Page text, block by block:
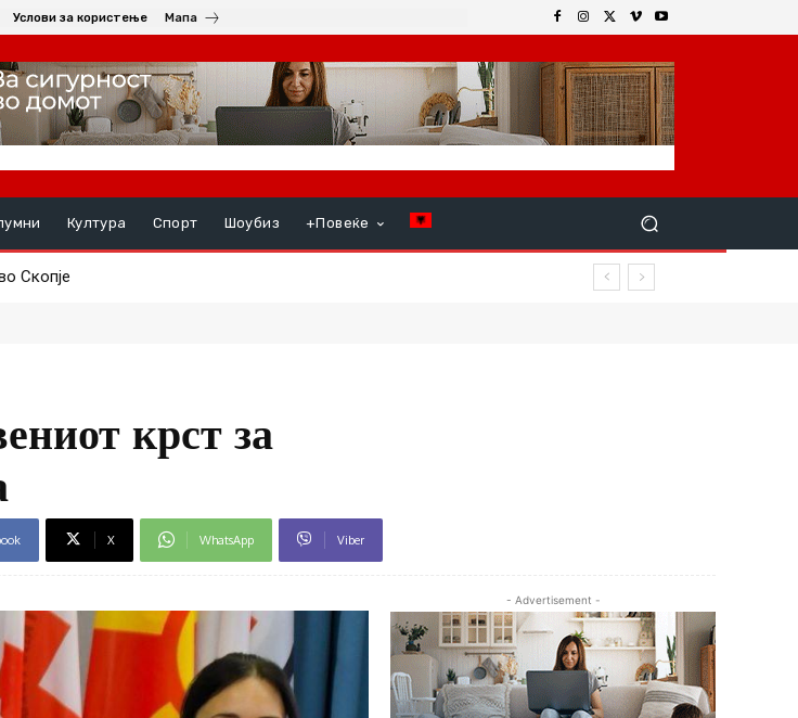
Услови за користење Мапа
Култура Спорт Шоубиз +Повеќе
ако кризата со водата во Гостивар продолжи
крст за
X WhatsApp Viber
- Advertisement -